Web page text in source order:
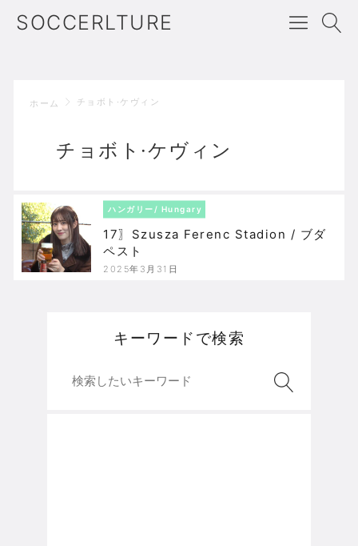
SOCCERLTURE
ホーム チョボト·ケヴィン
チョボト·ケヴィン
ハンガリー/ Hungary
17〗Szusza Ferenc Stadion / ブダ
ペスト
2025年3月31日
キーワードで検索